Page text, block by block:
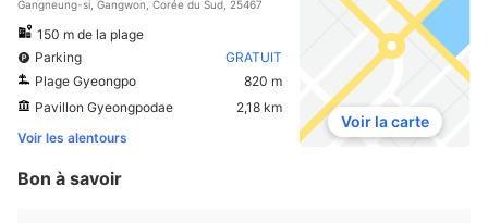
Gangneung-si, Gangwon, Corée du Sud, 25467
150 m de la plage
Parking
GRATUIT
Plage Gyeongpo
820 m
Pavillon Gyeongpodae
2,18 km
Voir les alentours
Voir la carte
Bon à savoir